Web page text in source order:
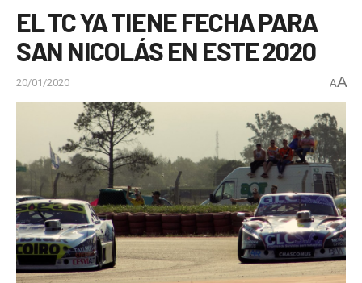
EL TC YA TIENE FECHA PARA
SAN NICOLÁS EN ESTE 2020
20/01/2020 AA